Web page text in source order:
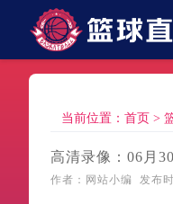
当前位置： 首页 >
高清录像：06月
作者：网站小编 发布